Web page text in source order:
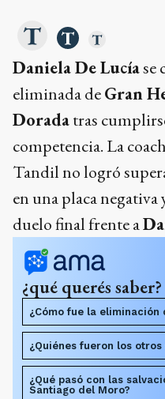
Daniela De Lucíase
eliminada deGran
Doradatras
competencia. La
Tandil no logró
en una placa negativa
duelo final frente a
¿qué querés saber?
¿Cómo fue la eliminación
¿Quiénes fueron los
¿Qué pasó con las
Santiago del Moro?